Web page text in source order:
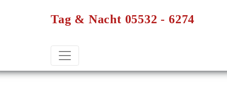
Tag & Nacht 05532 - 6274